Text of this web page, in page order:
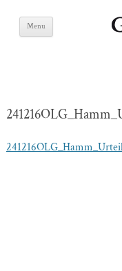
Menu